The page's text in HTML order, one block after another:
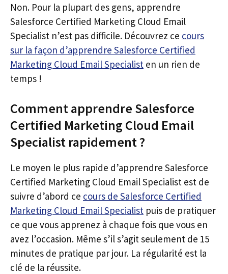
Non. Pour la plupart des gens, apprendre
Salesforce Certified Marketing Cloud Email
Specialist n’est pas difficile. Découvrez ce cours
sur la façon d’apprendre Salesforce Certified
Marketing Cloud Email Specialist en un rien de
temps !
Comment apprendre Salesforce
Certified Marketing Cloud Email
Specialist rapidement ?
Le moyen le plus rapide d’apprendre Salesforce
Certified Marketing Cloud Email Specialist est de
suivre d’abord ce cours de Salesforce Certified
Marketing Cloud Email Specialist puis de pratiquer
ce que vous apprenez à chaque fois que vous en
avez l’occasion. Même s’il s’agit seulement de 15
minutes de pratique par jour. La régularité est la
clé de la réussite.